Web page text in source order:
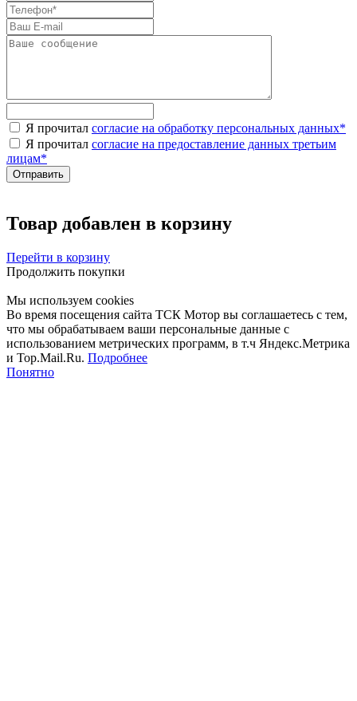
Я прочитал согласие на обработку персональных данных*
Я прочитал согласие на предоставление данных третьим
лицам*
Товар добавлен в корзину
Перейти в корзину
Продолжить покупки
Мы используем cookies
Во время посещения сайта ТСК Мотор вы соглашаетесь с тем,
что мы обрабатываем ваши персональные данные с
использованием метрических программ, в т.ч Яндекс.Метрика
и Top.Mail.Ru. Подробнее
Понятно